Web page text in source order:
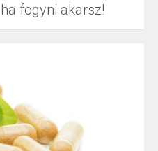
fogyni akarsz!